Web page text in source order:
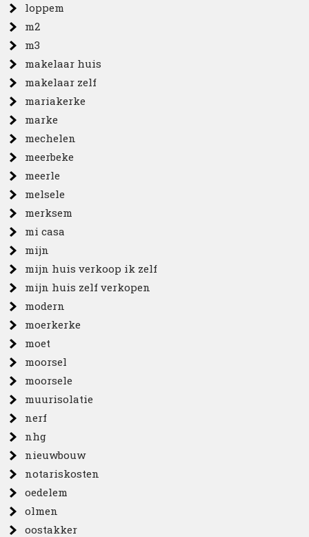
loppem
m2
m3
makelaar huis
makelaar zelf
mariakerke
marke
mechelen
meerbeke
meerle
melsele
merksem
mi casa
mijn
mijn huis verkoop ik zelf
mijn huis zelf verkopen
modern
moerkerke
moet
moorsel
moorsele
muurisolatie
nerf
nhg
nieuwbouw
notariskosten
oedelem
olmen
oostakker